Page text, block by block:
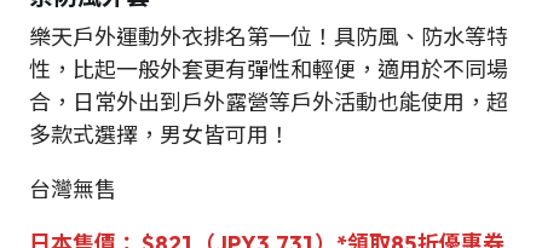
樂天戶外運動外衣排名第一位！具防風、防水等特
性，比起一般外套更有彈性和輕便，適用於不同場
合，日常外出到戶外露營等戶外活動也能使用，超
多款式選擇，男女皆可用！
台灣無售